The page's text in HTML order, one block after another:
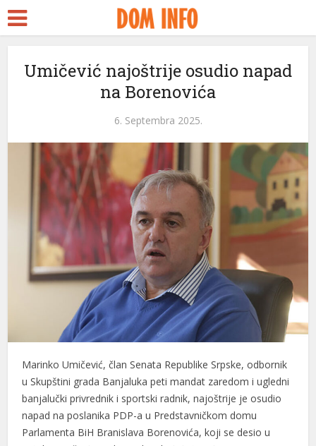
Umičević najoštrije osudio napad
na Borenovića
6. Septembra 2025.
Marinko Umičević, član Senata Republike Srpske, odbornik
u Skupštini grada Banjaluka peti mandat zaredom i ugledni
banjalučki privrednik i sportski radnik, najoštrije je osudio
napad na poslanika PDP-a u Predstavničkom domu
Parlamenta BiH Branislava Borenovića, koji se desio u